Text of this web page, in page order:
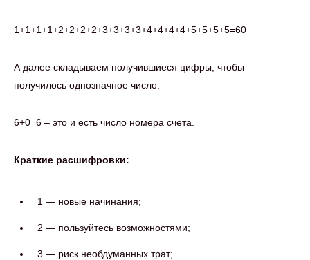
1+1+1+1+2+2+2+2+3+3+3+3+4+4+4+4+5+5+5+5=60
А далее складываем получившиеся цифры, чтобы
получилось однозначное число:
6+0=6 – это и есть число номера счета.
Краткие расшифровки:
1 — новые начинания;
2 — пользуйтесь возможностями;
3 — риск необдуманных трат;